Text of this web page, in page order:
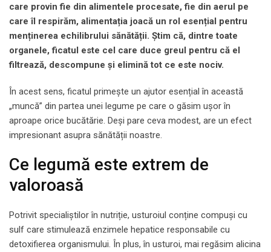
care provin fie din alimentele procesate, fie din aerul pe
care îl respirăm, alimentația joacă un rol esențial pentru
menținerea echilibrului sănătății. Știm că, dintre toate
organele, ficatul este cel care duce greul pentru că el
filtrează, descompune și elimină tot ce este nociv.
În acest sens, ficatul primește un ajutor esențial în această
„muncă” din partea unei legume pe care o găsim ușor în
aproape orice bucătărie. Deși pare ceva modest, are un efect
impresionant asupra sănătății noastre.
Ce legumă este extrem de
valoroasă
Potrivit specialiștilor în nutriție, usturoiul conține compuși cu
sulf care stimulează enzimele hepatice responsabile cu
detoxifierea organismului. În plus, în usturoi, mai regăsim alicina